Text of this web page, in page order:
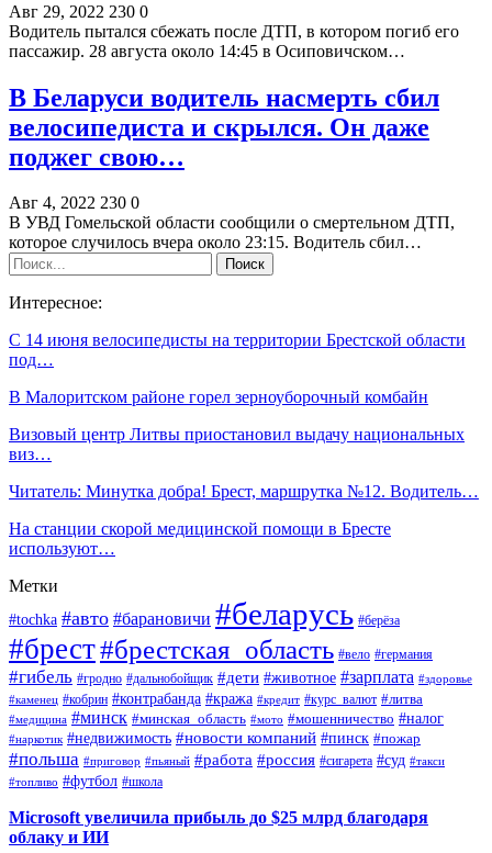
Авг 29, 2022 230 0
Водитель пытался сбежать после ДТП, в котором погиб его
пассажир. 28 августа около 14:45 в Осиповичском…
В Беларуси водитель насмерть сбил
велосипедиста и скрылся. Он даже
поджег свою…
Авг 4, 2022 230 0
В УВД Гомельской области сообщили о смертельном ДТП,
которое случилось вчера около 23:15. Водитель сбил…
Интересное:
С 14 июня велосипедисты на территории Брестской области
под…
В Малоритском районе горел зерноуборочный комбайн
Визовый центр Литвы приостановил выдачу национальных
виз…
Читатель: Минутка добра! Брест, маршрутка №12. Водитель…
На станции скорой медицинской помощи в Бресте
используют…
Метки
#tochka #авто #барановичи #беларусь #берёза
#брест#брестская_область #вело #германия
#гибель #гродно #дальнобойщик #дети #животное #зарплата #здоровье
#каменец #кобрин #контрабанда #кража #кредит #курс_валют #литва
#медицина #минск #минская_область #мото #мошенничество #налог
#наркотик #недвижимость #новости компаний #пинск #пожар
#польша #приговор #пьяный #работа #россия #сигарета #суд #такси
#топливо #футбол #школа
Microsoft увеличила прибыль до $25 млрд благодаря
облаку и ИИ